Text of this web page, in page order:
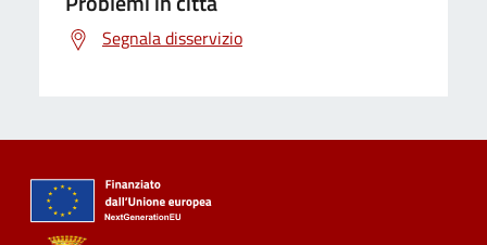
Segnala disservizio